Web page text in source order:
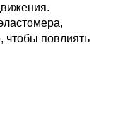
чтобы повлиять